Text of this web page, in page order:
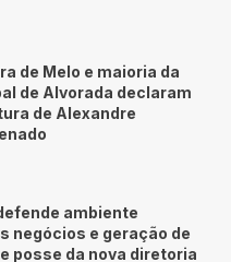
de Melo e maioria da
de Alvorada declaram
de Alexandre
ambiente
negócios e geração de
posse da nova diretoria